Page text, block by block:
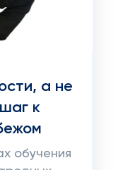
а не
к
обучения